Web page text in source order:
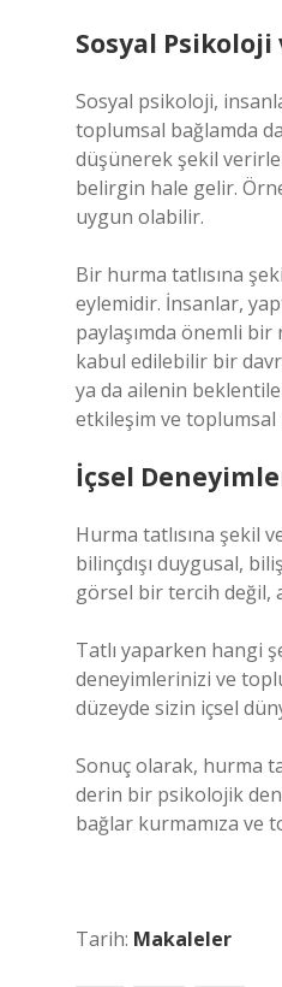
Sosyal
Sosyal psikoloji,
toplumsal bağlamda
düşünerek şekil
belirgin hale gelir.
uygun olabilir.
Bir hurma tatlısına
eylemidir. İnsanlar,
paylaşımda önemli
kabul edilebilir bir
ya da ailenin
etkileşim ve toplumsal
İçsel
Hurma tatlısına şekil
bilinçdışı duygusal,
görsel bir tercih değil,
Tatlı yaparken hangi
deneyimlerinizi ve
düzeyde sizin içsel
Sonuç olarak, hurma
derin bir psikolojik
bağlar kurmamıza ve
Tarih: Makaleler